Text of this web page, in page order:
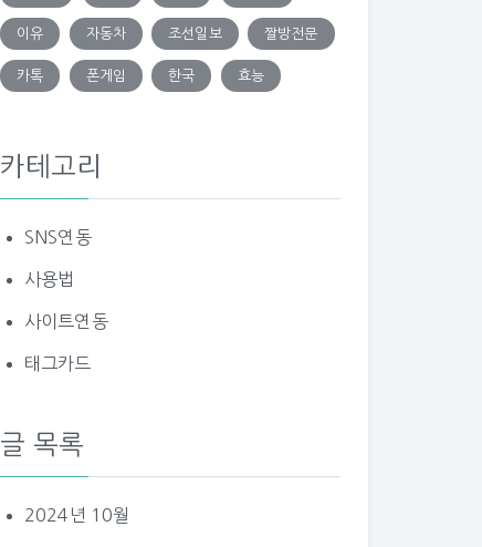
이유 자동차 조선일보 짤방전문
카톡 폰게임 한국 효능
카테고리
SNS연동
사용법
사이트연동
태그카드
글 목록
2024년 10월